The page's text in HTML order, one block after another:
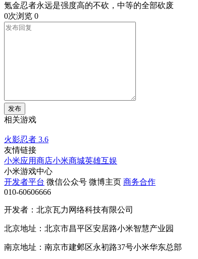
氪金忍者永远是强度高的不砍，中等的全部砍废
0次浏览 0
发布
相关游戏
火影忍者 3.6
友情链接
小米应用商店小米商城英雄互娱
小米游戏中心
开发者平台 微信公众号 微博主页 商务合作
010-60606666
开发者：北京瓦力网络科技有限公司
北京地址：北京市昌平区安居路小米智慧产业园
南京地址：南京市建邺区永初路37号小米华东总部